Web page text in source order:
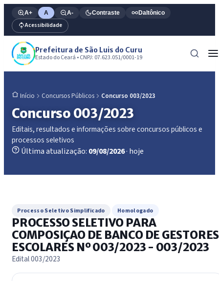
A+ A A- Contraste Daltônico
Acessibilidade
Prefeitura de São Luis do Curu
Estado do Ceará • CNPJ: 07.623.051/0001-19
Início Concursos Públicos Concurso 003/2023
Concurso 003/2023
Editais, resultados e informações sobre concursos públicos e
processos seletivos
Última atualização: 09/08/2026· hoje
Processo Seletivo Simplificado Homologado
PROCESSO SELETIVO PARA
COMPOSIÇAO DE BANCO DE GESTORES
ESCOLARES Nº 003/2023 - 003/2023
Edital 003/2023